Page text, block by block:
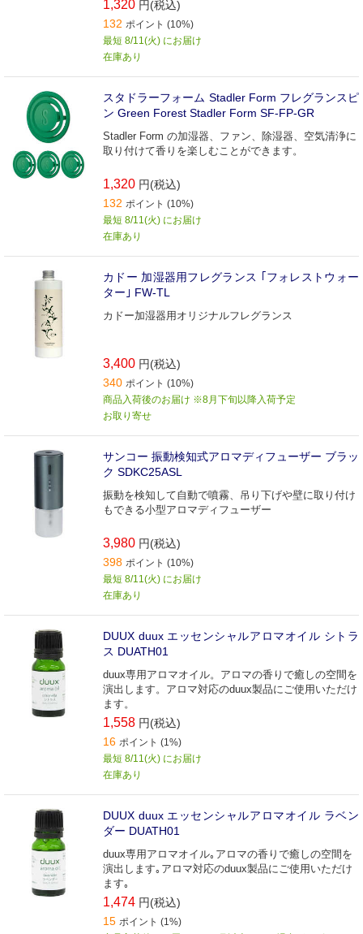
1,320 円(税込)
132 ポイント (10%)
最短 8/11(火) にお届け
在庫あり
スタドラーフォーム Stadler Form フレグランスピ
ン Green Forest Stadler Form SF-FP-GR
Stadler Form の加湿器、ファン、除湿器、空気清浄に
取り付けて香りを楽しむことができます。
1,320 円(税込)
132 ポイント (10%)
最短 8/11(火) にお届け
在庫あり
カドー 加湿器用フレグランス ｢フォレストウォー
ター｣ FW-TL
カドー加湿器用オリジナルフレグランス
3,400 円(税込)
340 ポイント (10%)
商品入荷後のお届け ※8月下旬以降入荷予定
お取り寄せ
サンコー 振動検知式アロマディフューザー ブラッ
ク SDKC25ASL
振動を検知して自動で噴霧、吊り下げや壁に取り付け
もできる小型アロマディフューザー
3,980 円(税込)
398 ポイント (10%)
最短 8/11(火) にお届け
在庫あり
DUUX duux エッセンシャルアロマオイル シトラ
ス DUATH01
duux専用アロマオイル。アロマの香りで癒しの空間を
演出します。アロマ対応のduux製品にご使用いただけ
ます。
1,558 円(税込)
16 ポイント (1%)
最短 8/11(火) にお届け
在庫あり
DUUX duux エッセンシャルアロマオイル ラベン
ダー DUATH01
duux専用アロマオイル｡アロマの香りで癒しの空間を
演出します｡アロマ対応のduux製品にご使用いただけ
ます｡
1,474 円(税込)
15 ポイント (1%)